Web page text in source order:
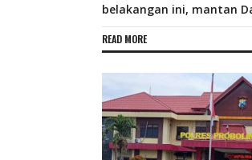
belakangan ini, mantan
READ MORE